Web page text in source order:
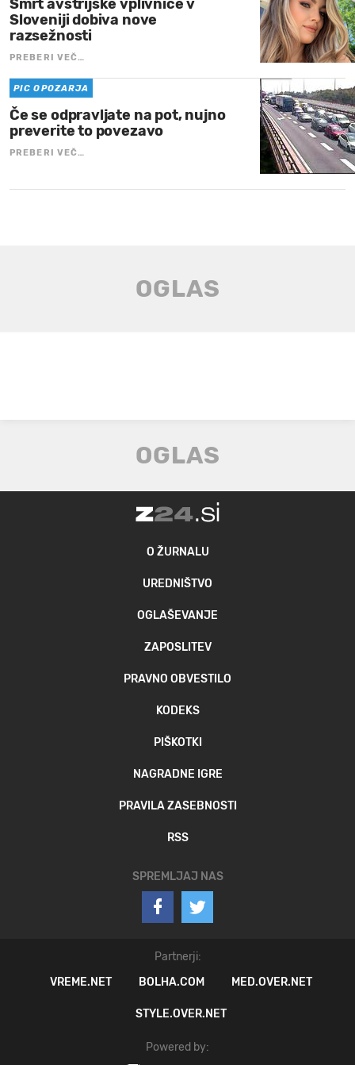
Smrt avstrijske vplivnice v
Sloveniji dobiva nove
razsežnosti
PREBERI VEČ…
PIC OPOZARJA
Če se odpravljate na pot, nujno
preverite to povezavo
PREBERI VEČ…
O ŽURNALU
UREDNIŠTVO
OGLAŠEVANJE
ZAPOSLITEV
PRAVNO OBVESTILO
KODEKS
PIŠKOTKI
NAGRADNE IGRE
PRAVILA ZASEBNOSTI
RSS
SPREMLJAJ NAS
Partnerji:
VREME.NET
BOLHA.COM MED.OVER.NET
STYLE.OVER.NET
Powered by: